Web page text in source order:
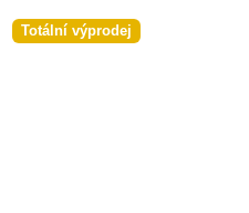
Totální výprodej